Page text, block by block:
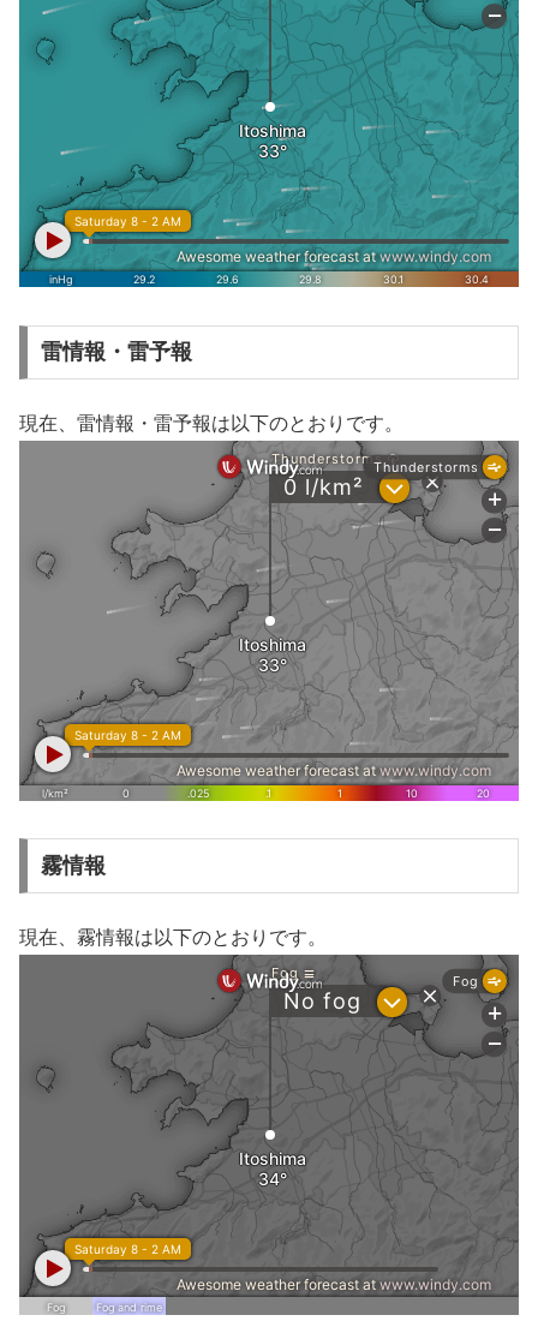
雷情報・雷予報
現在、雷情報・雷予報は以下のとおりです。
霧情報
現在、霧情報は以下のとおりです。